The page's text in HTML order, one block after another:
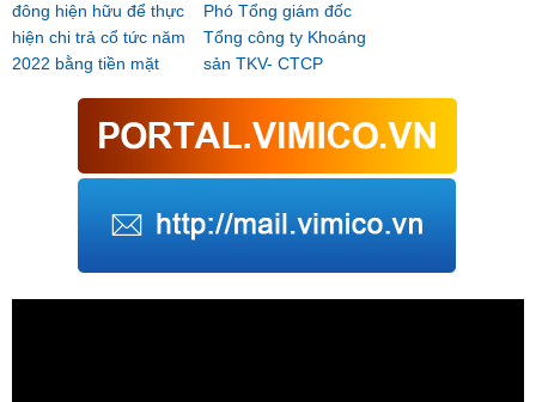
đông hiện hữu để thực
hiện chi trả cổ tức năm
2022 bằng tiền mặt
Phó Tổng giám đốc
Tổng công ty Khoáng
sản TKV- CTCP